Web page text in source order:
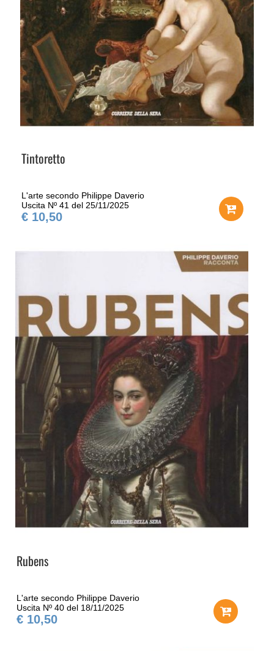
Tintoretto
L'arte secondo Philippe Daverio
Uscita Nº 41 del 25/11/2025
€ 10,50
Rubens
L'arte secondo Philippe Daverio
Uscita Nº 40 del 18/11/2025
€ 10,50